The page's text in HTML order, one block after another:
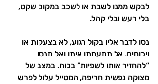
לבקש ממנו לשבת או לשכב במקום שקט,
בלי רעש ובלי קהל.
נסו לדבר אליו בקול רגוע, לא בצעקות או
ויכוחים. אל תתעמתו איתו ואל תנסו
“להחזיר אותו לשפיות” בכוח. במצב של
מצוקה נפשית חריפה, המטייל עלול לפרש